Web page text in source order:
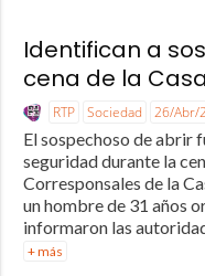
Identifican a
cena de la
RTP Sociedad 26/Abr/
El sospechoso de abrir
seguridad durante la
Corresponsales de la
un hombre de 31 años
informaron las
+ más